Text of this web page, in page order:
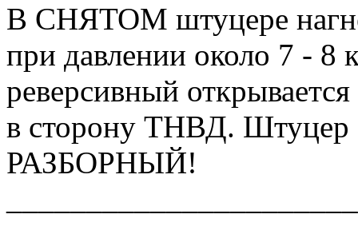
В СНЯТОМ штуцере
при давлении около 7 - 8
реверсивный
в сторону ТНВД. Штуцер
РАЗБОРНЫЙ!